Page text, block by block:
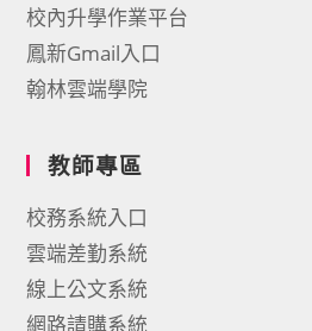
校內升學作業平台
鳳新Gmail入口
翰林雲端學院
教師專區
校務系統入口
雲端差勤系統
線上公文系統
網路請購系統